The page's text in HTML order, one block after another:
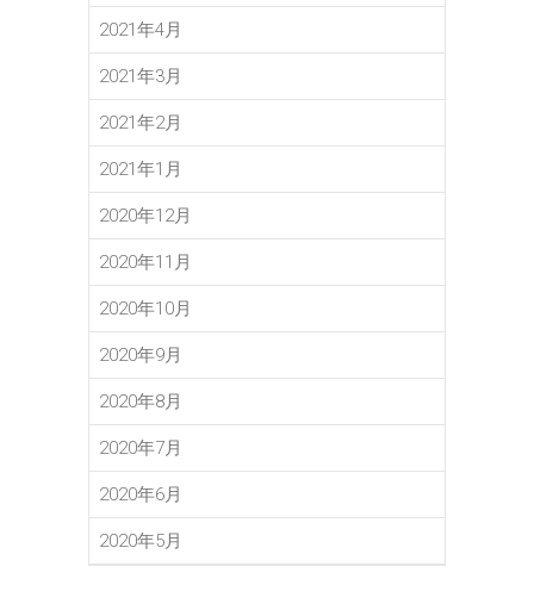
2021年4月
2021年3月
2021年2月
2021年1月
2020年12月
2020年11月
2020年10月
2020年9月
2020年8月
2020年7月
2020年6月
2020年5月